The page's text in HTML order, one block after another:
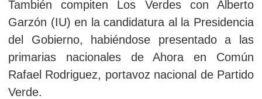
También compiten Los Verdes con Alberto
Garzón (IU) en la candidatura al la Presidencia
del Gobierno, habiéndose presentado a las
primarias nacionales de Ahora en Común
Rafael Rodriguez, portavoz nacional de Partido
Verde.